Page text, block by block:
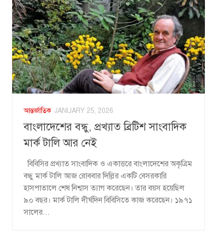
আন্তর্জাতিক JANUARY 25, 2026
বাংলাদেশের বন্ধু, প্রখ্যাত ব্রিটিশ সাংবাদিক
মার্ক টালি আর নেই
বিবিসির প্রখ্যাত সাংবাদিক ও একাত্তরে বাংলাদেশের অকৃত্রিম
বন্ধু মার্ক টালি আজ রোববার দিল্লির একটি বেসরকারি
হাসপাতালে শেষ নিশ্বাস ত্যাগ করেছেন। তার বয়স হয়েছিল
৯০ বছর। মার্ক টালি দীর্ঘদিন বিবিসিতে কাজ করেছেন। ১৯৭১
সালের...